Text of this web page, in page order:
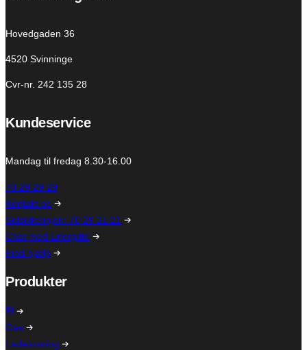
Hovedgaden 36
4520 Svinninge
Cvr-nr. 242 135 28
Kundeservice
Mandag til fredag 8.30-16.00
70 29 29 29
Kontakt os
Solsikkelinjen: 70 29 21 21
Chat med Energitte
Find hjælp
Produkter
El
Gas
Ladeløsning